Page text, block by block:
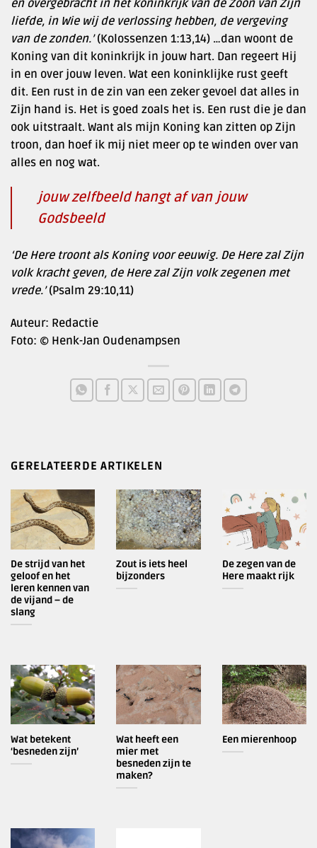
en overgebracht in het koninkrijk van de Zoon van Zijn
liefde, in Wie wij de verlossing hebben, de vergeving
van de zonden.’(Kolossenzen 1:13,14) …dan woont de
Koning van dit koninkrijk in jouw hart. Dan regeert Hij
in en over jouw leven. Wat een koninklijke rust geeft
dit. Een rust in de zin van een zeker gevoel dat alles in
Zijn hand is. Het is goed zoals het is. Een rust die je dan
ook uitstraalt. Want als mijn Koning kan zitten op Zijn
troon, dan hoef ik mij niet meer op te winden over van
alles en nog wat.
jouw zelfbeeld hangt af van jouw
Godsbeeld
‘De Here troont als Koning voor eeuwig. De Here zal Zijn
volk kracht geven, de Here zal Zijn volk zegenen met
vrede.’(Psalm 29:10,11)
Auteur: Redactie
Foto: © Henk-Jan Oudenampsen
GERELATEERDE ARTIKELEN
De strijd van het
geloof en het
leren kennen van
de vijand – de
slang
Zout is iets heel
bijzonders
De zegen van de
Here maakt rijk
Wat betekent
‘besneden zijn’
Wat heeft een
mier met
besneden zijn te
maken?
Een mierenhoop